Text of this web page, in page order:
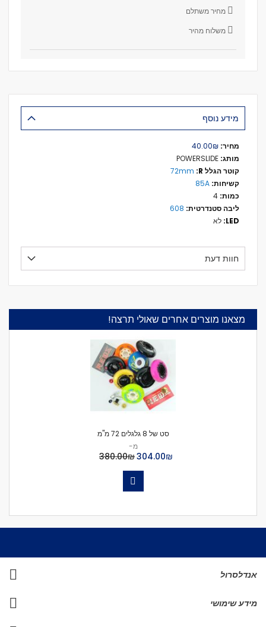
מחיר משתלם
משלוח מהיר
מידע נוסף
מידע
נוסף
₪‏40.00
72mm
85A
608
לא
חוות דעת
מצאנו מוצרים אחרים שאולי תרצה!
סט של 8 גלגלים 72 מ''מ
מ-
₪‏304.00
₪‏380.00
אנדלסרול
מידע שימושי